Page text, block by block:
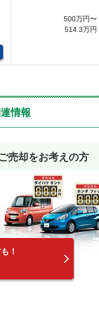
500万円〜
514.3万円
情報
売却をお考えの方
！